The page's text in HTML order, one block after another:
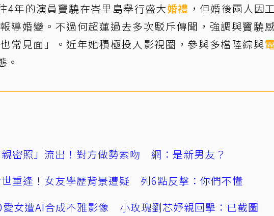
4年的演員竇驍在峇里島舉行盛大婚禮 ，但婚後兩人因
導婚變。不過何超蓮過去多次駁斥傳聞，強調與竇驍
常見面」。近年她積極投入影視圈，參與多檔陸綜與
。
密照」流出！對方做勢索吻 網：是新男友？
重逢！女友學歷背景遭疑 列6點反擊：你們不懂
愛女遭AI合成不雅影像 小玫瑰劉芯妤親回擊：已截圖